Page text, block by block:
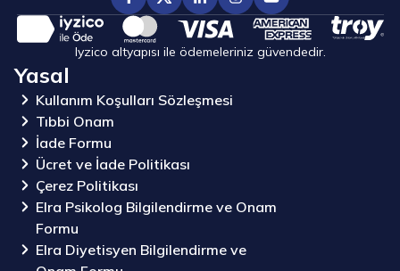
Iyzico altyapısı ile ödemeleriniz güvendedir.
Yasal
Kullanım Koşulları Sözleşmesi
Tıbbi Onam
İade Formu
Ücret ve İade Politikası
Çerez Politikası
Elra Psikolog Bilgilendirme ve Onam
Formu
Elra Diyetisyen Bilgilendirme ve